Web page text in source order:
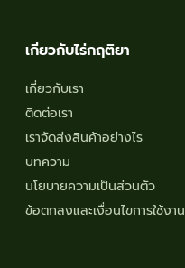
เกี่ยวกับไร่กฤติยา
เกี่ยวกับเรา
ติดต่อเรา
เราจัดส่งสินค้าอย่างไร
บทความ
นโยบายความเป็นส่วนตัว
ข้อตกลงและเงื่อนไขการใช้งาน